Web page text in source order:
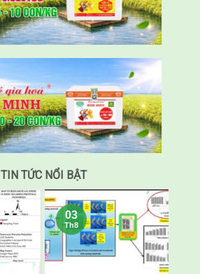
TIN TỨC NỔI BẬT
03
Th8